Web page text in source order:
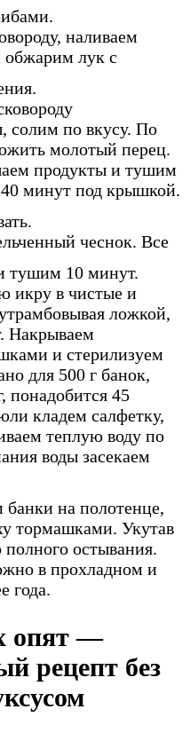
наливаем
обжарим лук с
солим по вкусу. По
молотый перец.
продукты и тушим
минут под крышкой.
чеснок. Все
тушим 10 минут.
икру в чистые и
ложкой,
Накрываем
и стерилизуем
для 500 г банок,
понадобится 45
кладем салфетку,
теплую воду по
воды засекаем
на полотенце,
тормашками. Укутав
полного остывания.
в прохладном и
года.
опят —
рецепт без